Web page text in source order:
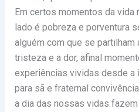
Em certos momentos da vida
lado é pobreza e porventura
alguém com que se partilham
tristeza e a dor, afinal
experiências vividas desde a
para sã e fraternal
a dia das nossas vidas